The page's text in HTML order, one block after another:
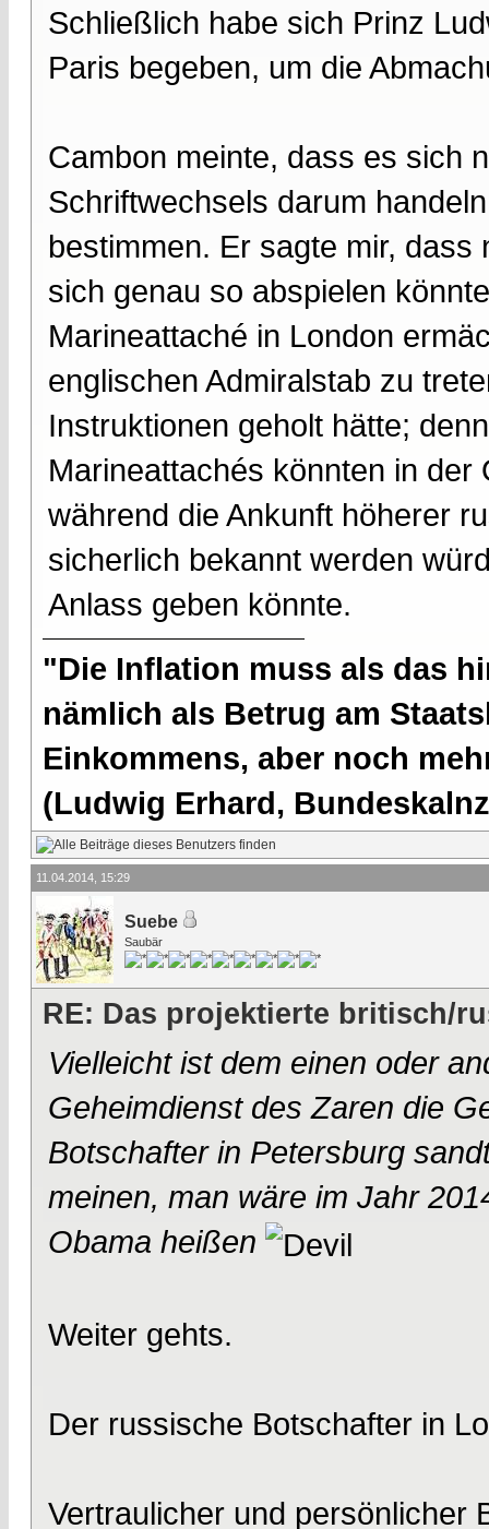
Schließlich habe sich Prinz
Paris begeben, um die
Cambon meinte, dass es sich
Schriftwechsels darum
bestimmen. Er sagte mir,
sich genau so abspielen
Marineattaché in London
englischen Admiralstab zu
Instruktionen geholt hätte;
Marineattachés könnten in
während die Ankunft höherer
sicherlich bekannt werden
Anlass geben könnte.
"Die Inflation muss als das
nämlich als Betrug am
Einkommens, aber noch
(Ludwig Erhard,
11.04.2014, 15:29
Suebe
Saubär
RE: Das projektierte britisch/
Vielleicht ist dem einen oder
Geheimdienst des Zaren die
Botschafter in Petersburg
meinen, man wäre im Jahr
Obama heißen
Weiter gehts.
Der russische Botschafter in
Vertraulicher und persönlicher